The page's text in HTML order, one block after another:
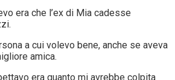
era che l’ex di Mia cadesse
a cui volevo bene, anche se aveva
amica.
era quanto mi avrebbe colpita